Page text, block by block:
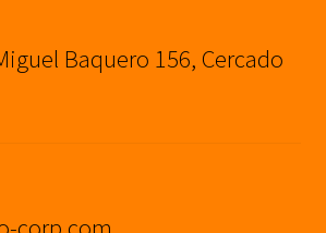
Baquero 156, Cercado